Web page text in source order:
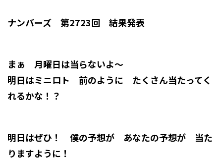
ナンバーズ 第2723回 結果発表
まぁ 月曜日は当らないよ～
明日はミニロト 前のように たくさん当たってく
れるかな！？
明日はぜひ！ 僕の予想が あなたの予想が 当た
りますように！